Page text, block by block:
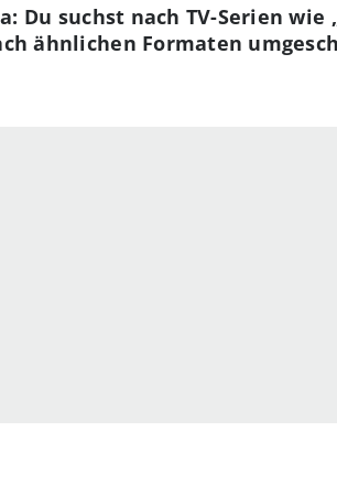
suchst nach TV-Serien wie
ähnlichen Formaten